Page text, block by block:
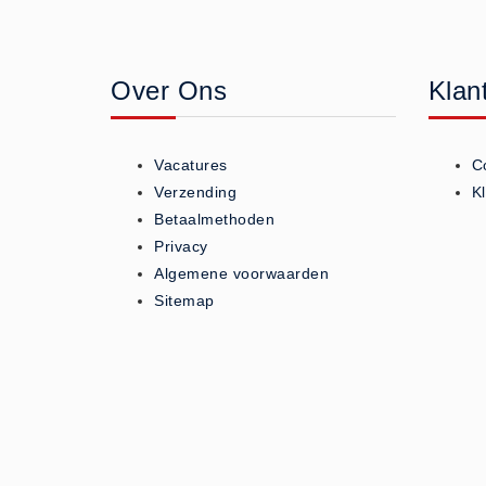
Koud - Warm kompressen (3)
Overige (1)
Teken - Beten sets (5)
Vitamines en mineralen (0)
Eerste Hulp Paneel
Eerste Hulp Paneel (0)
Over Ons
Vacatures
Verzending
Betaalmethoden
Privacy
Algemene voorwaarden
Sitemap